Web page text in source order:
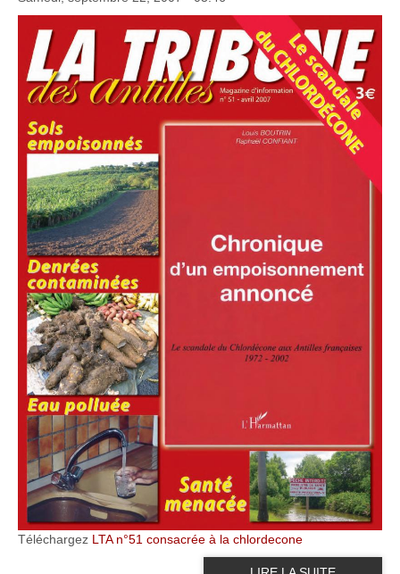
Téléchargez LTA n°51 consacrée à la chlordecone